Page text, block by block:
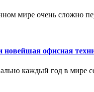
мире очень сложно
офисная
каждый год в мире